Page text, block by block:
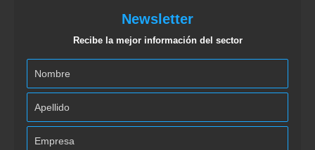
Newsletter
Recibe la mejor información del sector